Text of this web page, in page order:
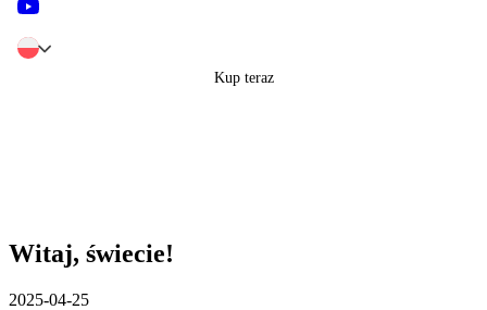
Kup teraz
Witaj, świecie!
2025-04-25